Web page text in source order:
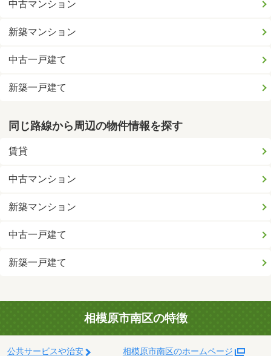
中古マンション
新築マンション
中古一戸建て
新築一戸建て
同じ路線から周辺の物件情報を探す
賃貸
中古マンション
新築マンション
中古一戸建て
新築一戸建て
相模原市南区の特徴
公共サービスや治安 相模原市南区のホームページ